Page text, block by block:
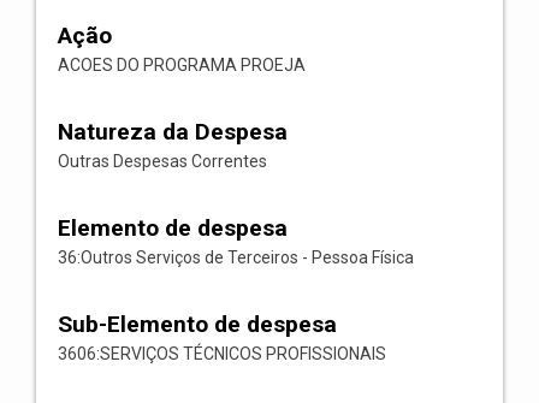
Ação
ACOES DO PROGRAMA PROEJA
Natureza da Despesa
Outras Despesas Correntes
Elemento de despesa
36:Outros Serviços de Terceiros - Pessoa Física
Sub-Elemento de despesa
3606:SERVIÇOS TÉCNICOS PROFISSIONAIS